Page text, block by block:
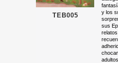
TEB005
y los
sus